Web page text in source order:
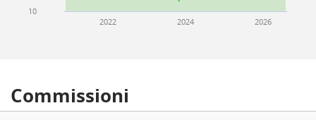
2022 2024 2026
10
Commissioni